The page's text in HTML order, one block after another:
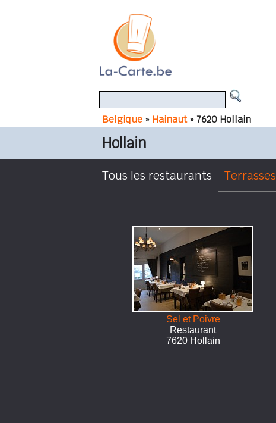
Belgique » Hainaut» 7620 Hollain
Hollain
Tous les restaurants Terrasses
Sel et Poivre
Restaurant
7620 Hollain